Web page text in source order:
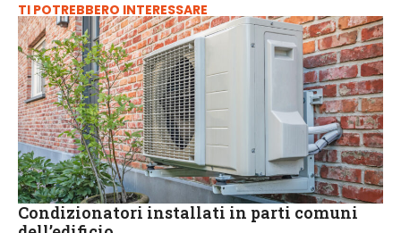
TI POTREBBERO INTERESSARE
Condizionatori installati in parti comuni